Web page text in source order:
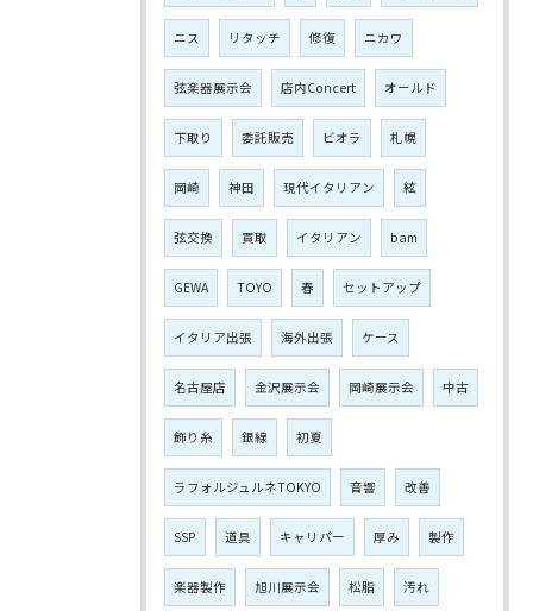
ニス リタッチ 修復 ニカワ
弦楽器展示会 店内Concert オールド
下取り 委託販売 ビオラ 札幌
岡崎 神田 現代イタリアン 絃
弦交換 買取 イタリアン bam
GEWA TOYO 春 セットアップ
イタリア出張 海外出張 ケース
名古屋店 金沢展示会 岡崎展示会 中古
飾り糸 銀線 初夏
ラフォルジュルネTOKYO 音響 改善
SSP 道具 キャリパー 厚み 製作
楽器製作 旭川展示会 松脂 汚れ